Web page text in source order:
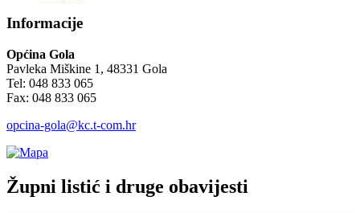
Informacije
Općina Gola
Pavleka Miškine 1, 48331 Gola
Tel: 048 833 065
Fax: 048 833 065
opcina-gola@kc.t-com.hr
Župni listić i druge obavijesti